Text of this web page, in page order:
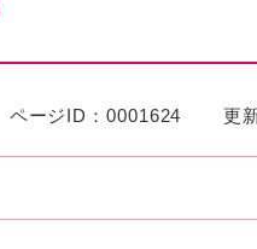
ページID：0001624 更